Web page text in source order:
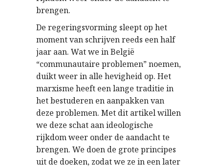
brengen.
De regeringsvorming sleept op het
moment van schrijven reeds een half
jaar aan. Wat we in België
“communautaire problemen” noemen,
duikt weer in alle hevigheid op. Het
marxisme heeft een lange traditie in
het bestuderen en aanpakken van
deze problemen. Met dit artikel willen
we deze schat aan ideologische
rijkdom weer onder de aandacht te
brengen. We doen de grote principes
uit de doeken, zodat we ze in een later